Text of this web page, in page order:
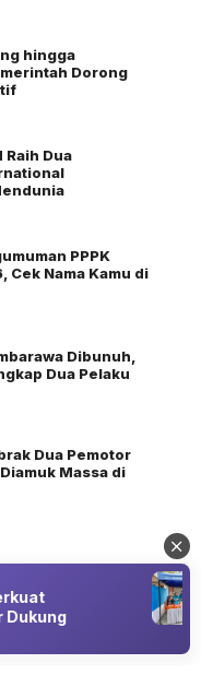
hingga
Dorong
Raih Dua
PPPK
Cek Nama Kamu di
Dibunuh,
Dua Pelaku
Dua Pemotor
Massa di
Advertisement
Dukung